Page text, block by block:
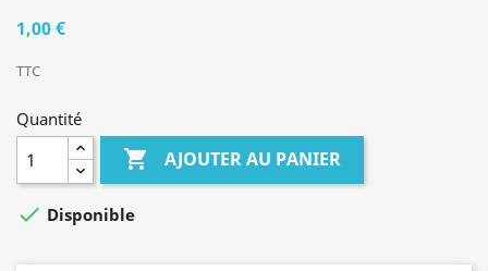
1,00 €
TTC
Quantité
 AJOUTER AU PANIER
 Disponible